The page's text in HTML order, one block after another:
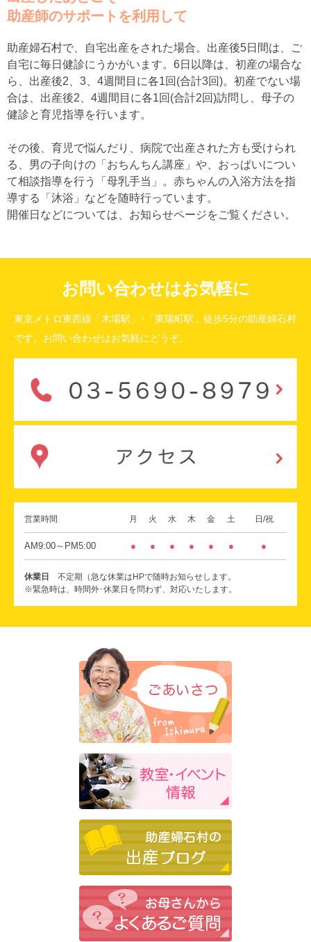
助産師のサポートを利用して
助産婦石村で、自宅出産をされた場合。出産後5日間は、ご
自宅に毎日健診にうかがいます。6日以降は、初産の場合な
ら、出産後2、3、4週間目に各1回(合計3回)。初産でない場
合は、出産後2、4週間目に各1回(合計2回)訪問し、母子の
健診と育児指導を行います。
その後、育児で悩んだり、病院で出産された方も受けられ
る、男の子向けの「おちんちん講座」や、おっぱいについ
て相談指導を行う「母乳手当」。赤ちゃんの入浴方法を指
導する「沐浴」などを随時行っています。
開催日などについては、お知らせページをご覧ください。
お問い合わせはお気軽に
東京メトロ東西線「木場駅」･「東陽町駅」徒歩5分の助産婦石村
です。お問い合わせはお気軽にどうぞ。
営業時間 月 火 水 木 金 土 日/祝
AM9:00～PM5:00 ● ● ● ● ● ● ●
休業日
不定期（急な休業はHPで随時お知らせします。
※緊急時は、時間外･休業日を問わず、対応いたします。